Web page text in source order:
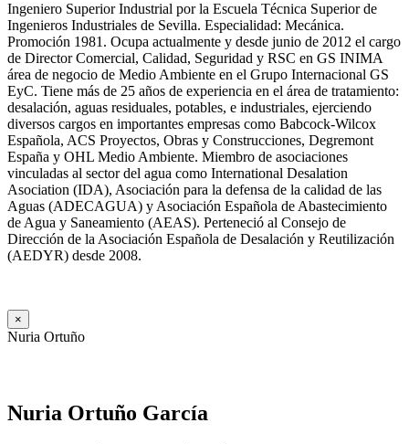
Ingeniero Superior Industrial por la Escuela Técnica Superior de
Ingenieros Industriales de Sevilla. Especialidad: Mecánica.
Promoción 1981. Ocupa actualmente y desde junio de 2012 el cargo
de Director Comercial, Calidad, Seguridad y RSC en GS INIMA
área de negocio de Medio Ambiente en el Grupo Internacional GS
EyC. Tiene más de 25 años de experiencia en el área de tratamiento:
desalación, aguas residuales, potables, e industriales, ejerciendo
diversos cargos en importantes empresas como Babcock-Wilcox
Española, ACS Proyectos, Obras y Construcciones, Degremont
España y OHL Medio Ambiente. Miembro de asociaciones
vinculadas al sector del agua como International Desalation
Asociation (IDA), Asociación para la defensa de la calidad de las
Aguas (ADECAGUA) y Asociación Española de Abastecimiento
de Agua y Saneamiento (AEAS). Perteneció al Consejo de
Dirección de la Asociación Española de Desalación y Reutilización
(AEDYR) desde 2008.
×
Nuria Ortuño
Nuria Ortuño García